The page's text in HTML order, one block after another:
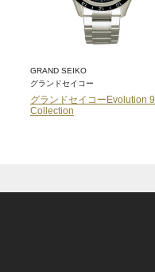
GRAND SEIKO
グランドセイコー
グランドセイコーEvolution 9
Collection